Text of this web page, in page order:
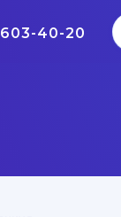
603-40-20